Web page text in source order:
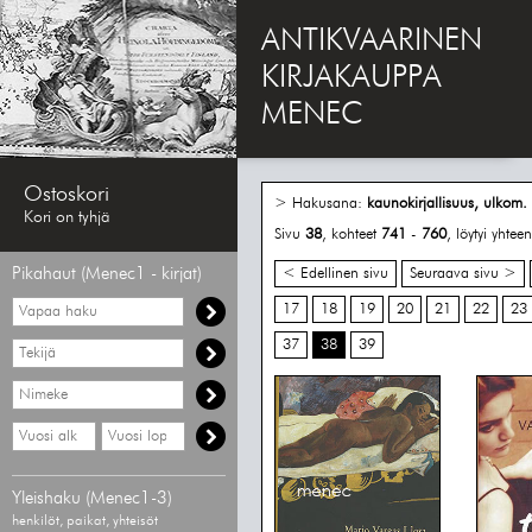
ANTIKVAARINEN
KIRJAKAUPPA
MENEC
Ostoskori
Kori on tyhjä
Pikahaut (Menec1 - kirjat)
Vapaa
haku
Hae
tekijää
Hae
nimekettä
Hae
vähimmäisvuosi
Hae
enimmäisvuosi
Yleishaku (Menec1-3)
henkilöt, paikat, yhteisöt
> Hakusana: kaunokirjallisuus, ulkom.
Sivu 38, kohteet 741 - 760, löytyi
< Edellinen sivu Seuraava sivu >
17 18 19 20 21 22 23
37 38 39